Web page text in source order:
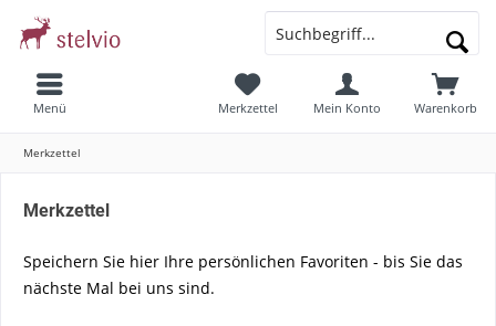
Menü Warenkorb
Merkzettel Mein Konto
Merkzettel
Merkzettel
Speichern Sie hier Ihre persönlichen Favoriten - bis Sie das
nächste Mal bei uns sind.